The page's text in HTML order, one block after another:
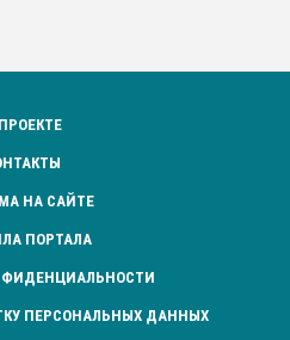
НА САЙТЕ
ПОРТАЛА
ПЕРСОНАЛЬНЫХ ДАННЫХ